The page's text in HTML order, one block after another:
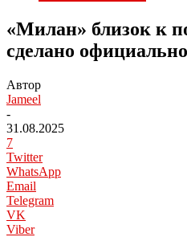
«Милан» близок к
сделано
Автор
Jameel
-
31.08.2025
7
Twitter
WhatsApp
Email
Telegram
VK
Viber